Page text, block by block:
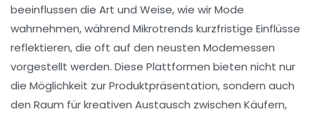
beeinflussen die Art und Weise, wie wir Mode
wahrnehmen, während Mikrotrends kurzfristige Einflüsse
reflektieren, die oft auf den neusten Modemessen
vorgestellt werden. Diese Plattformen bieten nicht nur
die Möglichkeit zurProduktpräsentation, sondern auch
den Raum für kreativen Austausch zwischen Käufern,